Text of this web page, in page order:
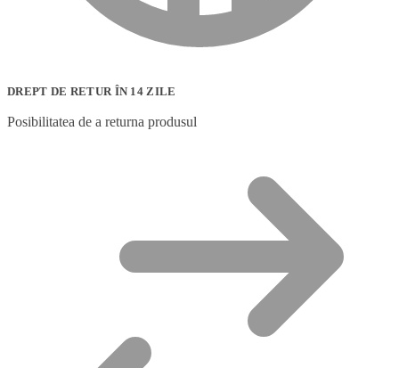
DREPT DE RETUR ÎN 14 ZILE
Posibilitatea de a returna produsul